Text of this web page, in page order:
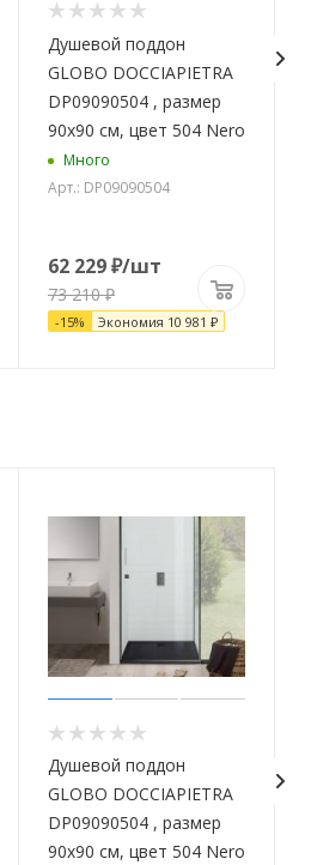
Душевой поддон
GLOBO DOCCIAPIETRA
DP09090504 , размер
90x90 см, цвет 504 Nero
Много
Арт.: DP09090504
62 229₽/шт
73 210₽
-15% Экономия 10 981 ₽
Душевой поддон
GLOBO DOCCIAPIETRA
DP09090504 , размер
90x90 см, цвет 504 Nero